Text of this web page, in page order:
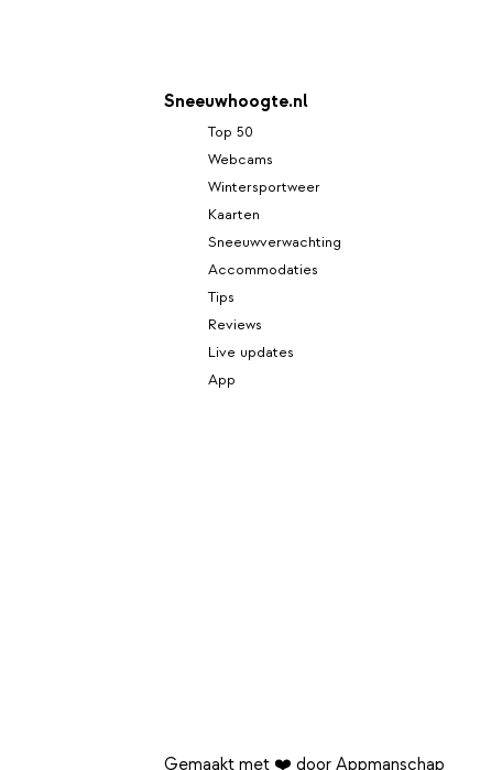
Sneeuwhoogte.nl
Top 50
Webcams
Wintersportweer
Kaarten
Sneeuwverwachting
Accommodaties
Tips
Reviews
Live updates
App
Gemaakt met ❤️ door Appmanschap